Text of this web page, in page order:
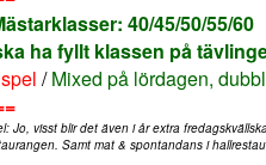
40/45/50/55/
ha fyllt klassen på
/Mixed på lördagen,
Jo, visst blir det även i år extra
Samt mat & spontandans i